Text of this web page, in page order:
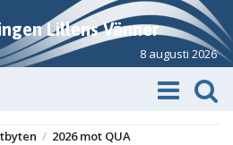
Lillens Vänner
8 augusti 2026
/ 2026 mot QUA